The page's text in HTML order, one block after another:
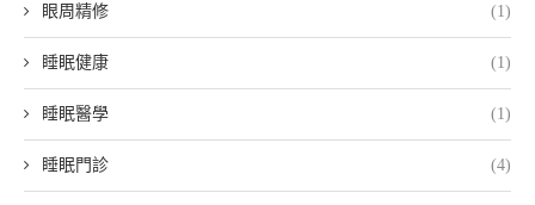
眼周精修 (1)
睡眠健康 (1)
睡眠醫學 (1)
睡眠門診 (4)